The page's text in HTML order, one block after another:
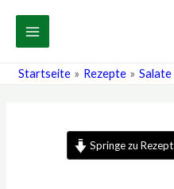
Inhalt
MAIN
MENU
Startseite Rezepte Salate
Springe zu Rezept